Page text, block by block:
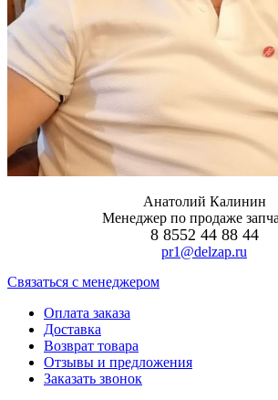
Анатолий Калинин
Менеджер по продаже
8 8552 44 88 44
pr1@delzap.ru
Cвязаться с менеджером
Оплата заказа
Доставка
Возврат товара
Отзывы и предложения
Заказать звонок